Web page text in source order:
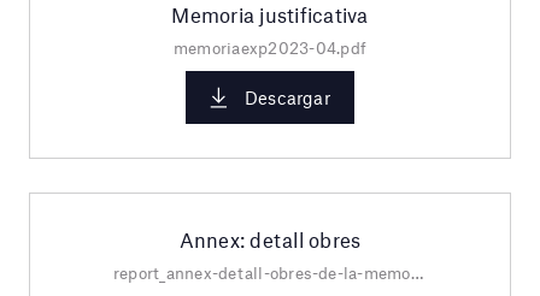
Memoria justificativa
memoriaexp2023-04.pdf
Descargar
Annex: detall obres
report_annex-detall-obres-de-la-memoria-justificativa-contracte-menor-fotografies-obra-grafica.pdf